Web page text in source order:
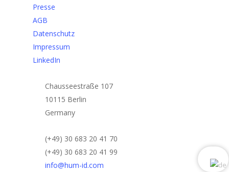
Presse
AGB
Datenschutz
Impressum
LinkedIn
Chausseestraße 107
10115 Berlin
Germany
(+49) 30 683 20 41 70
(+49) 30 683 20 41 99
info@hum-id.com